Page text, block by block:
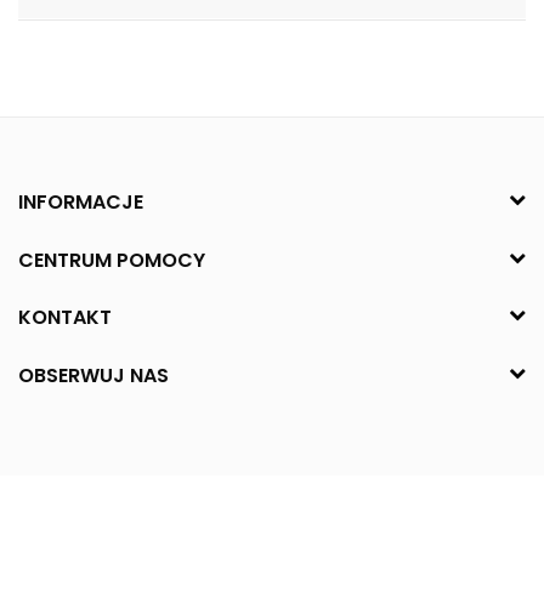
INFORMACJE
CENTRUM POMOCY
KONTAKT
OBSERWUJ NAS